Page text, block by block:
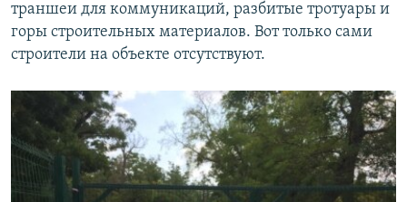
траншеи для коммуникаций, разбитые тротуары и
горы строительных материалов. Вот только сами
строители на объекте отсутствуют.